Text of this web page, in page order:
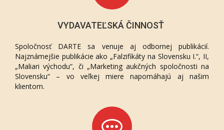
VYDAVATEĽSKÁ ČINNOSŤ
Spoločnosť DARTE sa venuje aj odbornej publikácií.
Najznámejšie publikácie ako „Falzifikáty na Slovensku I.“, II,
„Maliari východu“, či „Marketing aukčných spoločnosti na
Slovensku“ – vo veľkej miere napomáhajú aj našim
klientom.